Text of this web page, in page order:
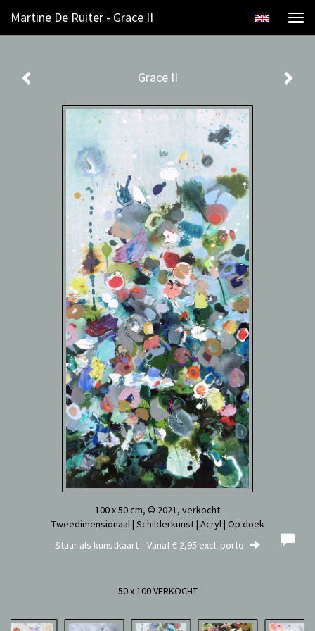
Martine De Ruiter - Grace II
Grace II
100 x 50 cm, © 2021, verkocht
Tweedimensionaal | Schilderkunst | Acryl | Op doek
Stuur als kunstkaart Vanaf € 2,95 excl. porto
50 x 100 VERKOCHT